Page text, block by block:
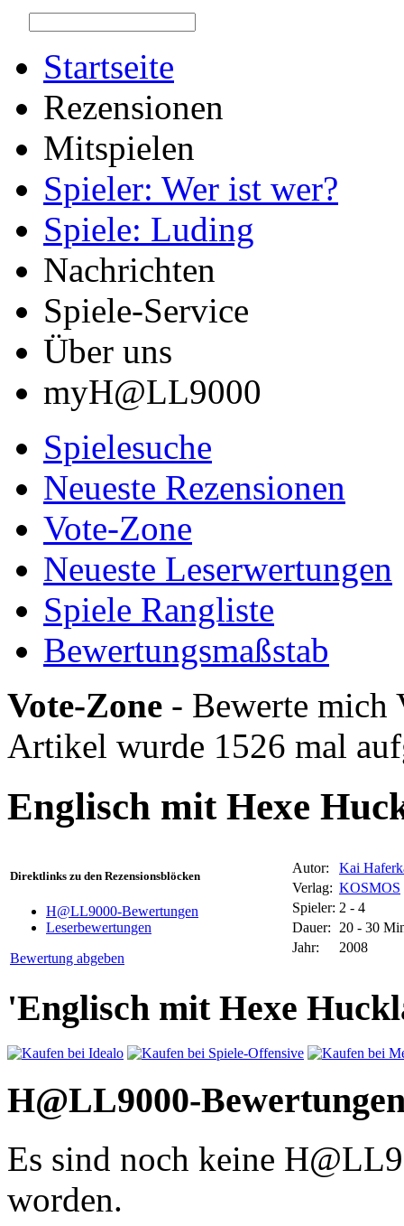
Startseite
Rezensionen
Mitspielen
Spieler: Wer ist wer?
Spiele: Luding
Nachrichten
Spiele-Service
Über uns
myH@LL9000
Spielesuche
Neueste Rezensionen
Vote-Zone
Neueste Leserwertungen
Spiele Rangliste
Bewertungsmaßstab
Vote-Zone - Bewerte mich
Artikel wurde 1526 mal
Englisch mit Hexe
Direktlinks zu den Rezensionsblöcken
H@LL9000-Bewertungen
Leserbewertungen
Bewertung abgeben
Autor:
Kai
Verlag: KOSMOS
Spieler: 2 - 4
Dauer:
20 - 30
Jahr:
2008
'Englisch mit Hexe
H@LL9000-
Es sind noch keine
worden.